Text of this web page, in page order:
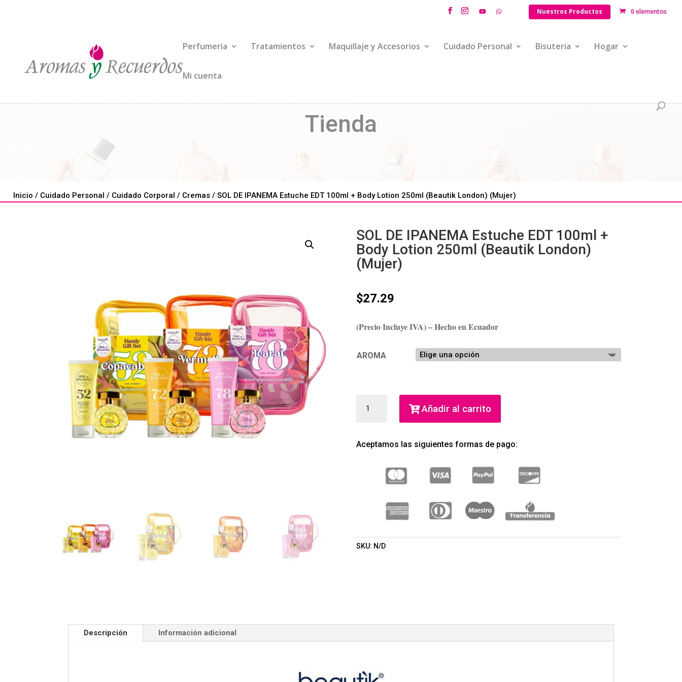
Nuestros Productos 0 elementos
Perfumeria Tratamientos Maquillaje y Accesorios Cuidado Personal Bisuteria Hogar
Mi cuenta
Tienda
Inicio / Cuidado Personal / Cuidado Corporal / Cremas / SOL DE IPANEMA Estuche EDT 100ml + Body Lotion 250ml (Beautik London) (Mujer)
SOL DE IPANEMA Estuche EDT 100ml +
Body Lotion 250ml (Beautik London)
(Mujer)
$27.29
(Precio Incluye IVA) – Hecho en Ecuador
AROMA
EDT
(BEAUTIK
(MUJER)
CANTIDAD
Añadir al carrito
Aceptamos las siguientes formas de pago:
SKU: N/D
Descripción Información adicional